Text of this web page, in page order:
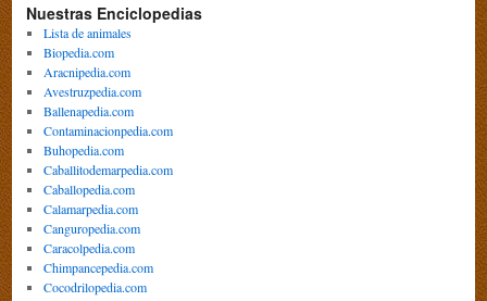
Nuestras Enciclopedias
Lista de animales
Biopedia.com
Aracnipedia.com
Avestruzpedia.com
Ballenapedia.com
Contaminacionpedia.com
Buhopedia.com
Caballitodemarpedia.com
Caballopedia.com
Calamarpedia.com
Canguropedia.com
Caracolpedia.com
Chimpancepedia.com
Cocodrilopedia.com